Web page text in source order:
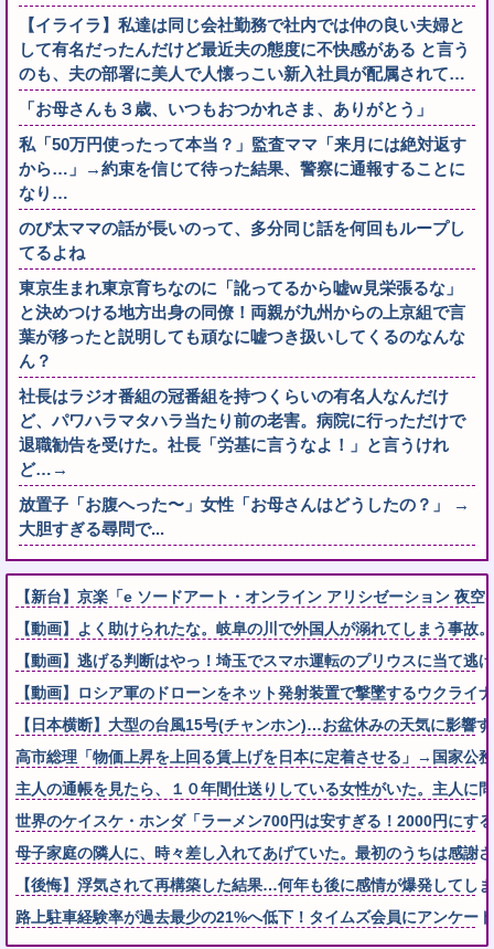
【イライラ】私達は同じ会社勤務で社内では仲の良い夫婦と
して有名だったんだけど最近夫の態度に不快感がある と言う
のも、夫の部署に美人で人懐っこい新入社員が配属されて…
「お母さんも３歳、いつもおつかれさま、ありがとう」
私「50万円使ったって本当？」監査ママ「来月には絶対返す
から…」→約束を信じて待った結果、警察に通報することに
なり…
のび太ママの話が長いのって、多分同じ話を何回もループし
てるよね
東京生まれ東京育ちなのに「訛ってるから嘘w見栄張るな」
と決めつける地方出身の同僚！両親が九州からの上京組で言
葉が移ったと説明しても頑なに嘘つき扱いしてくるのなんな
ん？
社長はラジオ番組の冠番組を持つくらいの有名人なんだけ
ど、パワハラマタハラ当たり前の老害。病院に行っただけで
退職勧告を受けた。社長「労基に言うなよ！」と言うけれ
ど…→
放置子「お腹へった〜」女性「お母さんはどうしたの？」 →
大胆すぎる尋問で...
【新台】京楽「e ソードアート・オンライン アリシゼーション 夜
【動画】よく助けられたな。岐阜の川で外国人が溺れてしまう事故。
【動画】逃げる判断はやっ！埼玉でスマホ運転のプリウスに当て逃
【動画】ロシア軍のドローンをネット発射装置で撃墜するウクライ
【日本横断】大型の台風15号(チャンホン)…お盆休みの天気に影響
高市総理「物価上昇を上回る賃上げを日本に定着させる」→国家公
主人の通帳を見たら、１０年間仕送りしている女性がいた。主人に
世界のケイスケ・ホンダ「ラーメン700円は安すぎる！2000円にす
母子家庭の隣人に、時々差し入れてあげていた。最初のうちは感謝
【後悔】浮気されて再構築した結果…何年も後に感情が爆発してし
路上駐車経験率が過去最少の21%へ低下！タイムズ会員にアンケート